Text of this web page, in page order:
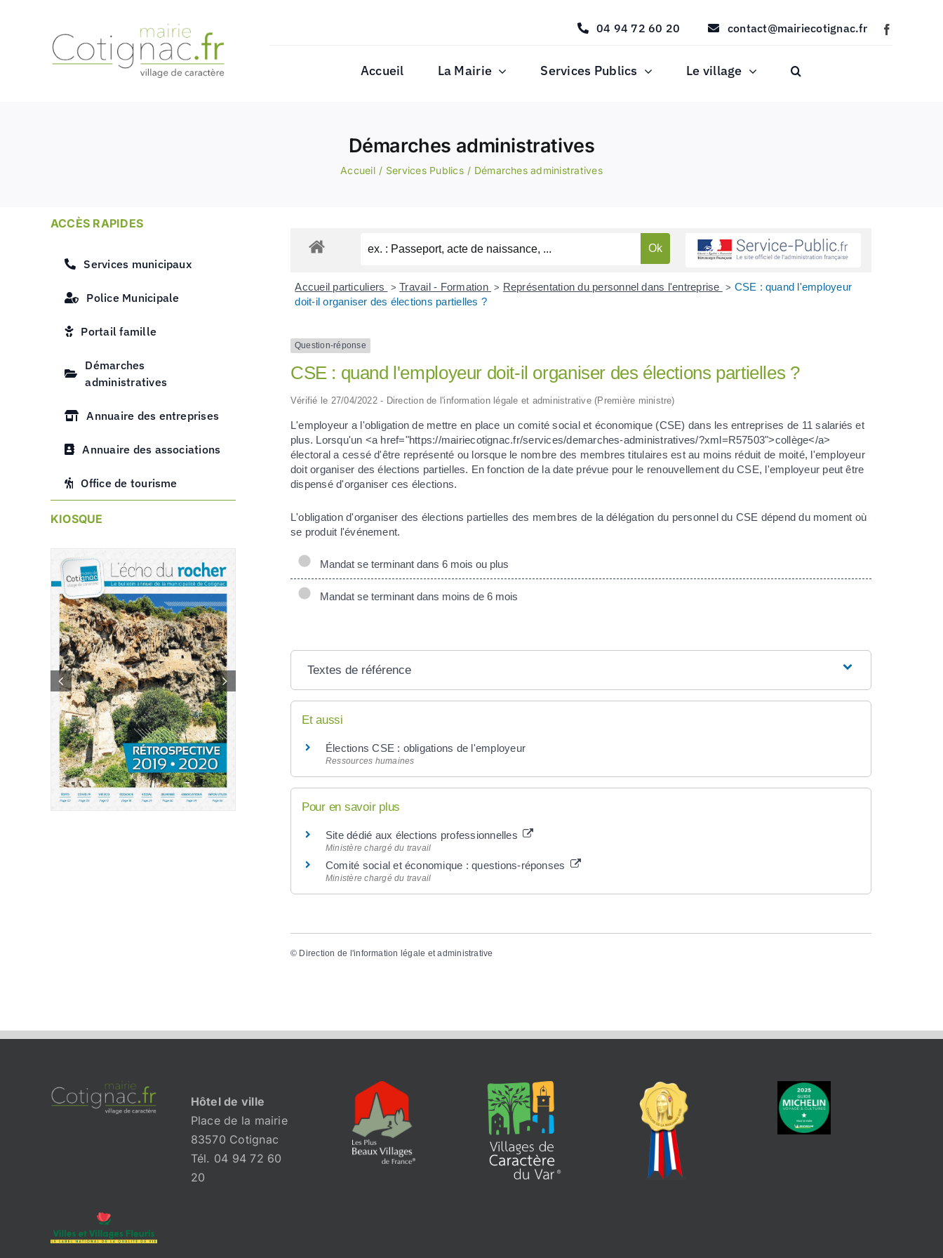
04 94 72 60 20 contact@mairiecotignac.fr
Accueil La Mairie Services Publics Le village
Démarches administratives
Accueil Services Publics Démarches administratives
ACCÈS RAPIDES
Services municipaux
Police Municipale
Portail famille
Démarches
administratives
Annuaire des entreprises
Annuaire des associations
Office de tourisme
KIOSQUE
Accueil particuliers > Travail - Formation > Représentation du personnel dans l'entreprise > CSE : quand l'employeur
doit-il organiser des élections partielles ?
Question-réponse
CSE : quand l'employeur doit-il organiser des élections partielles ?
Vérifié le 27/04/2022 - Direction de l'information légale et administrative (Première ministre)
L'employeur a l'obligation de mettre en place un comité social et économique (CSE) dans les entreprises de 11 salariés et
plus. Lorsqu'un <a href="https://mairiecotignac.fr/services/demarches-administratives/?xml=R57503">collège</a>
électoral a cessé d'être représenté ou lorsque le nombre des membres titulaires est au moins réduit de moité, l'employeur
doit organiser des élections partielles. En fonction de la date prévue pour le renouvellement du CSE, l'employeur peut être
dispensé d'organiser ces élections.
L'obligation d'organiser des élections partielles des membres de la délégation du personnel du CSE dépend du moment où
se produit l'événement.
Mandat se terminant dans 6 mois ou plus
Mandat se terminant dans moins de 6 mois
Textes de référence
Et aussi
Élections CSE : obligations de l'employeur
Ressources humaines
Pour en savoir plus
Site dédié aux élections professionnelles
Ministère chargé du travail
Comité social et économique : questions-réponses
Ministère chargé du travail
© Direction de l'information légale et administrative
Hôtel de ville
Place de la mairie
83570 Cotignac
Tél. 04 94 72 60
20